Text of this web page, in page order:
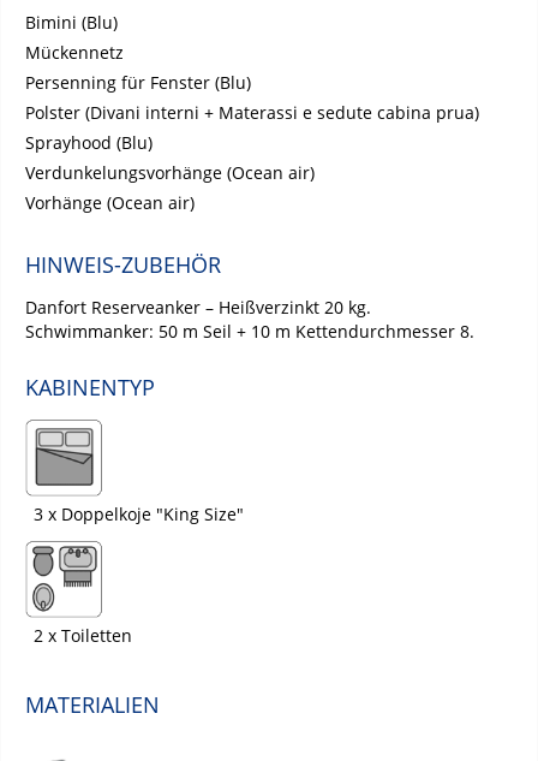
Bimini (Blu)
Mückennetz
Persenning für Fenster (Blu)
Polster (Divani interni + Materassi e sedute cabina prua)
Sprayhood (Blu)
Verdunkelungsvorhänge (Ocean air)
Vorhänge (Ocean air)
HINWEIS-ZUBEHÖR
Danfort Reserveanker – Heißverzinkt 20 kg.
Schwimmanker: 50 m Seil + 10 m Kettendurchmesser 8.
KABINENTYP
3 x Doppelkoje "King Size"
2 x Toiletten
MATERIALIEN